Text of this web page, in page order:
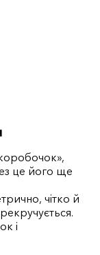
це його ще
чітко й
і